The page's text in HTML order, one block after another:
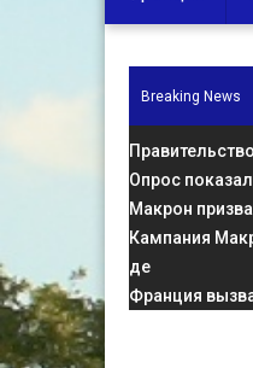
Breaking News
Опрос
Макрон
Кампания
де
Франция